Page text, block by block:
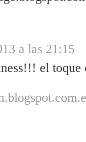
a las 21:15
el